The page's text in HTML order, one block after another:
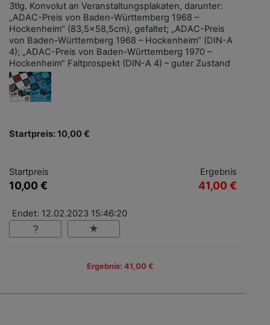
3tlg. Konvolut an Veranstaltungsplakaten, darunter:
„ADAC-Preis von Baden-Württemberg 1968 –
Hockenheim“ (83,5x58,5cm), gefaltet; „ADAC-Preis
von Baden-Württemberg 1968 – Hockenheim“ (DIN-A
4); „ADAC-Preis von Baden-Württemberg 1970 –
Hockenheim“ Faltprospekt (DIN-A 4) – guter Zustand
Startpreis: 10,00 €
Startpreis
10,00 €
Ergebnis
41,00 €
Endet: 12.02.2023 15:46:20
Ergebnis: 41,00 €